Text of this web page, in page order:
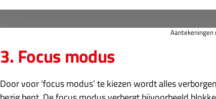
Aantekeningen
3. Focus modus
Door voor ‘focus modus’ te kiezen wordt alles